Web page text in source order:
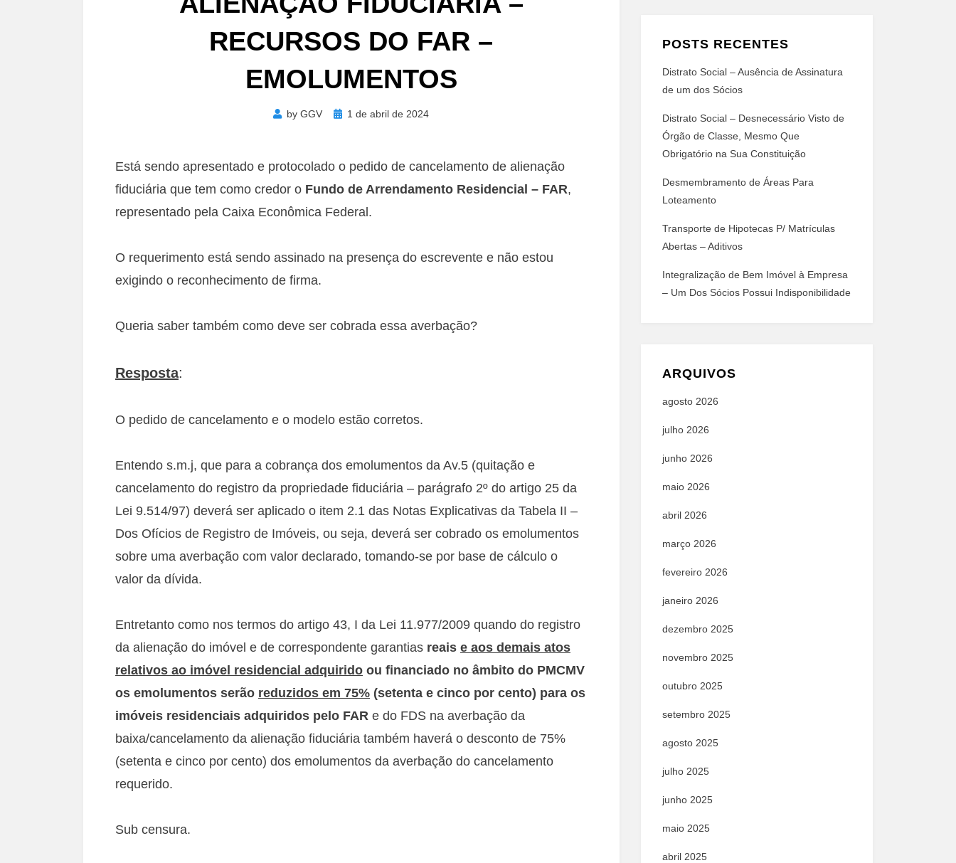
RECURSOS DO FAR –
EMOLUMENTOS
byGGV
Posted1 de abril de 2024
Está sendo apresentado e protocolado o pedido de cancelamento de alienação
fiduciária que tem como credor o Fundo de Arrendamento Residencial – FAR,
representado pela Caixa Econômica Federal.
O requerimento está sendo assinado na presença do escrevente e não estou
exigindo o reconhecimento de firma.
Queria saber também como deve ser cobrada essa averbação?
Resposta:
O pedido de cancelamento e o modelo estão corretos.
Entendo s.m.j, que para a cobrança dos emolumentos da Av.5 (quitação e
cancelamento do registro da propriedade fiduciária – parágrafo 2º do artigo 25 da
Lei 9.514/97) deverá ser aplicado o item 2.1 das Notas Explicativas da Tabela II –
Dos Ofícios de Registro de Imóveis, ou seja, deverá ser cobrado os emolumentos
sobre uma averbação com valor declarado, tomando-se por base de cálculo o
valor da dívida.
Entretanto como nos termos do artigo 43, I da Lei 11.977/2009 quando do registro
da alienação do imóvel e de correspondente garantias reais e aos demais atos
relativos ao imóvel residencial adquirido ou financiado no âmbito do PMCMV
os emolumentos serão reduzidos em 75% (setenta e cinco por cento) para os
imóveis residenciais adquiridos pelo FAR e do FDS na averbação da
baixa/cancelamento da alienação fiduciária também haverá o desconto de 75%
(setenta e cinco por cento) dos emolumentos da averbação do cancelamento
requerido.
Sub censura.
POSTS RECENTES
Distrato Social – Ausência de Assinatura
de um dos Sócios
Distrato Social – Desnecessário Visto de
Órgão de Classe, Mesmo Que
Obrigatório na Sua Constituição
Desmembramento de Áreas Para
Loteamento
Transporte de Hipotecas P/ Matrículas
Abertas – Aditivos
Integralização de Bem Imóvel à Empresa
– Um Dos Sócios Possui Indisponibilidade
ARQUIVOS
agosto 2026
julho 2026
junho 2026
maio 2026
abril 2026
março 2026
fevereiro 2026
janeiro 2026
dezembro 2025
novembro 2025
outubro 2025
setembro 2025
agosto 2025
julho 2025
junho 2025
maio 2025
abril 2025